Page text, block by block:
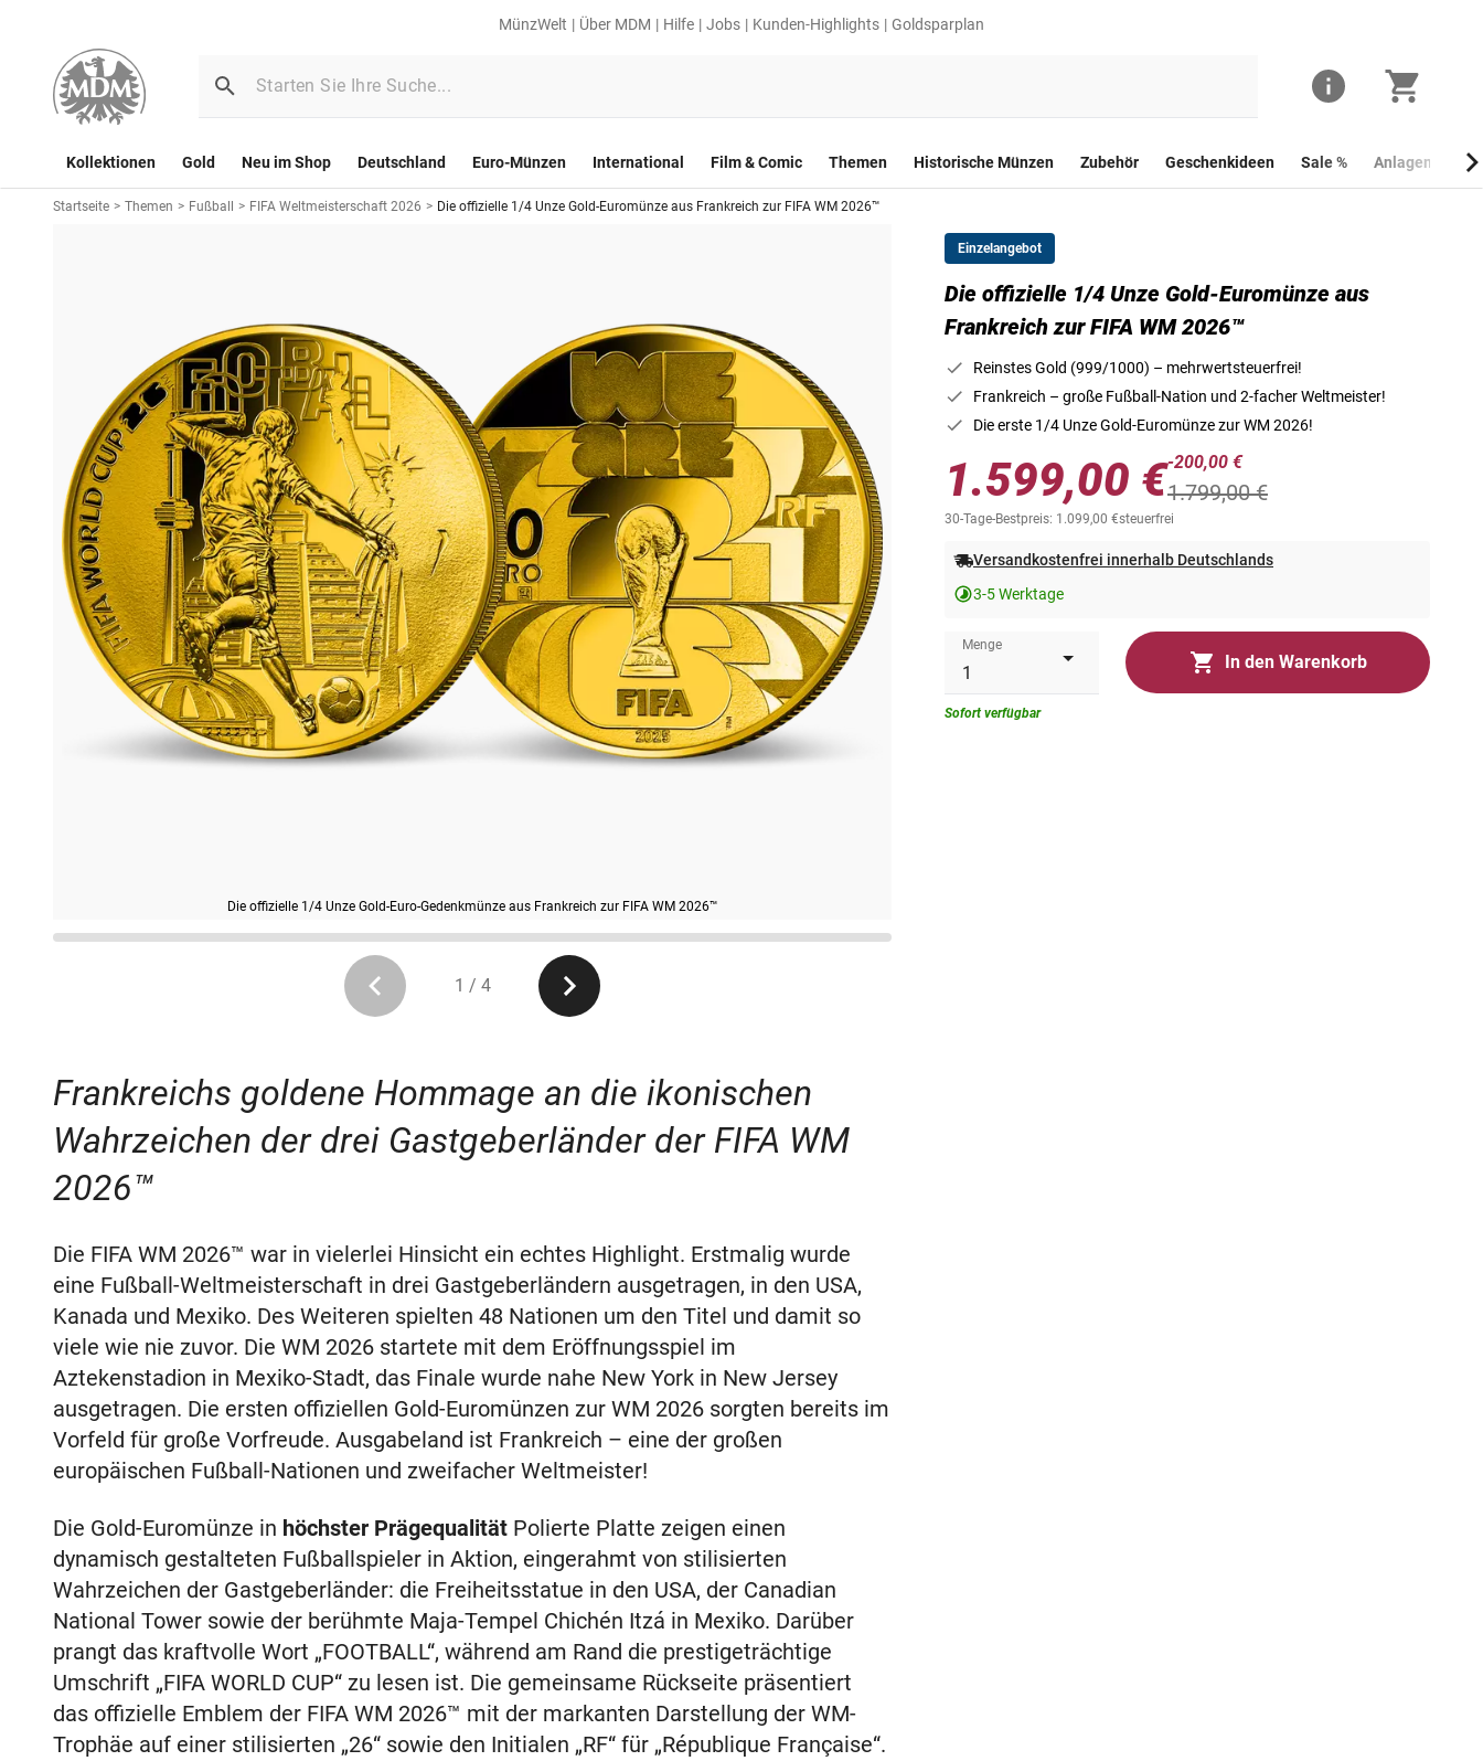
MünzWelt Über MDM Hilfe Jobs Kunden-Highlights Goldsparplan
Kollektionen Gold Neu im Shop Deutschland Euro-Münzen International Film & Comic Themen Historische Münzen Zubehör Geschenkideen Sale % Anlagemünzen
Startseite > Themen > Fußball > FIFA Weltmeisterschaft 2026 > Die offizielle 1/4 Unze Gold-Euromünze aus Frankreich zur FIFA WM 2026™
Die offizielle 1/4 Unze Gold-Euro-Gedenkmünze aus Frankreich zur FIFA WM 2026™
Die Vorderseite der 1/4 Unze Gold-Gedenkmünze aus Frankreich zur
1 / 4
Einzelangebot
Die offizielle 1/4 Unze Gold-Euromünze aus
Frankreich zur FIFA WM 2026™
Reinstes Gold (999/1000) – mehrwertsteuerfrei!
Frankreich – große Fußball-Nation und 2-facher Weltmeister!
Die erste 1/4 Unze Gold-Euromünze zur WM 2026!
1.599,00 €-200,00 €
1.799,00 €
30-Tage-Bestpreis: 1.099,00 €steuerfrei
Versandkostenfrei innerhalb Deutschlands
3-5 Werktage
Menge
In den Warenkorb
Sofort verfügbar
Frankreichs goldene Hommage an die ikonischen
Wahrzeichen der drei Gastgeberländer der FIFA WM
2026™
Die FIFA WM 2026™ war in vielerlei Hinsicht ein echtes Highlight. Erstmalig wurde
eine Fußball-Weltmeisterschaft in drei Gastgeberländern ausgetragen, in den USA,
Kanada und Mexiko. Des Weiteren spielten 48 Nationen um den Titel und damit so
viele wie nie zuvor. Die WM 2026 startete mit dem Eröffnungsspiel im
Aztekenstadion in Mexiko-Stadt, das Finale wurde nahe New York in New Jersey
ausgetragen. Die ersten offiziellen Gold-Euromünzen zur WM 2026 sorgten bereits im
Vorfeld für große Vorfreude. Ausgabeland ist Frankreich – eine der großen
europäischen Fußball-Nationen und zweifacher Weltmeister!
Die Gold-Euromünze in höchster Prägequalität Polierte Platte zeigen einen
dynamisch gestalteten Fußballspieler in Aktion, eingerahmt von stilisierten
Wahrzeichen der Gastgeberländer: die Freiheitsstatue in den USA, der Canadian
National Tower sowie der berühmte Maja-Tempel Chichén Itzá in Mexiko. Darüber
prangt das kraftvolle Wort „FOOTBALL“, während am Rand die prestigeträchtige
Umschrift „FIFA WORLD CUP“ zu lesen ist. Die gemeinsame Rückseite präsentiert
das offizielle Emblem der FIFA WM 2026™ mit der markanten Darstellung der WM-
Trophäe auf einer stilisierten „26“ sowie den Initialen „RF“ für „République Française“.